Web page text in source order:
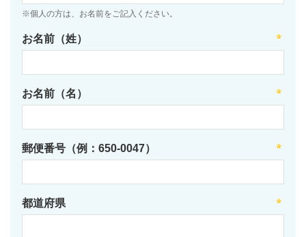
※個人の方は、お名前をご記入ください。
お名前（姓）
お名前（名）
郵便番号（例：650-0047）
都道府県